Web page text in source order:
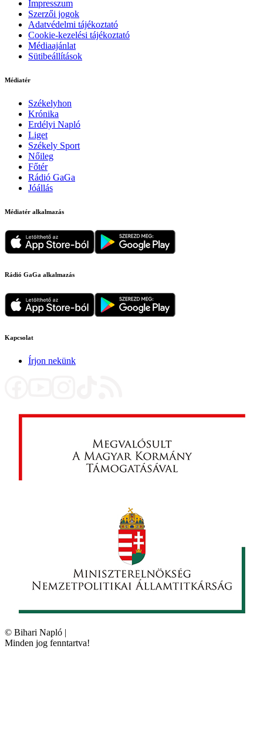
Impresszum
Szerzői jogok
Adatvédelmi tájékoztató
Cookie-kezelési tájékoztató
Médiaajánlat
Sütibeállítások
Médiatér
Székelyhon
Krónika
Erdélyi Napló
Liget
Székely Sport
Nőileg
Főtér
Rádió GaGa
Jóállás
Médiatér alkalmazás
Rádió GaGa alkalmazás
Kapcsolat
Írjon nekünk
© Bihari Napló |
Minden jog fenntartva!